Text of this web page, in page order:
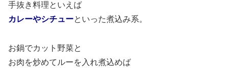
手抜き料理といえば
カレーやシチューといった煮込み系。
お鍋でカット野菜と
お肉を炒めてルーを入れ煮込めば